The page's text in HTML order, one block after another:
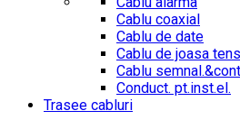
Cablu coaxial
Cablu de date
Cablu de joasa
Cablu
Conduct. pt.inst.el.
Trasee cabluri